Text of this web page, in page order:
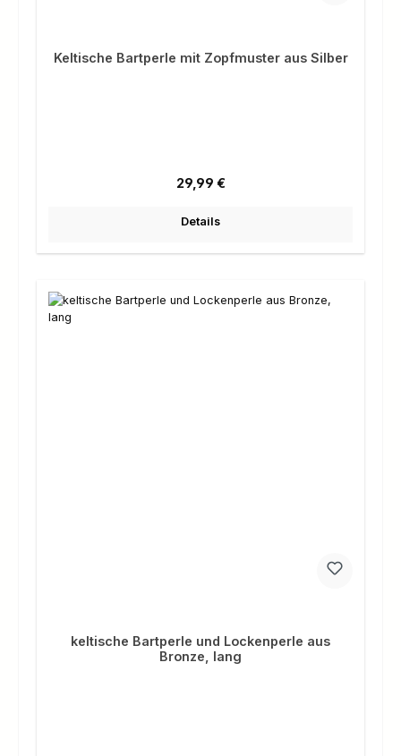
Keltische Bartperle mit Zopfmuster aus Silber
Regulärer Preis:
29,99 €
Details
keltische Bartperle und Lockenperle aus
Bronze, lang